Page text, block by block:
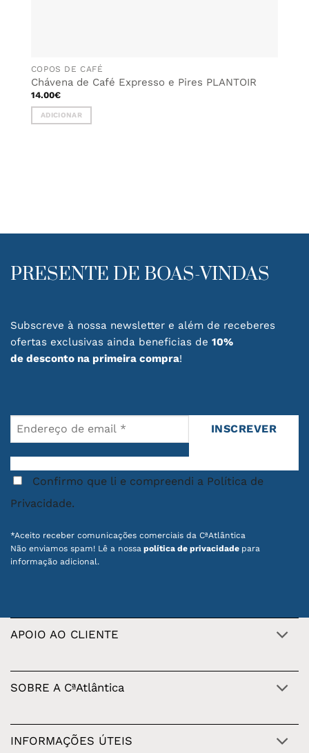
COPOS DE CAFÉ
Chávena de Café Expresso e Pires PLANTOIR
14.00€
ADICIONAR
PRESENTE DE BOAS-VINDAS
Subscreve à nossa newsletter e além de receberes
ofertas exclusivas ainda beneficias de 10%
de desconto na primeira compra!
Privacidade.
*Aceito receber comunicações comerciais da CªAtlântica
Não enviamos spam! Lê a nossa política de privacidade para
informação adicional.
APOIO AO CLIENTE
SOBRE A CªAtlântica
INFORMAÇÕES ÚTEIS